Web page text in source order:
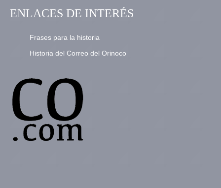
ENLACES DE INTERÉS
Frases para la historia
Historia del Correo del Orinoco